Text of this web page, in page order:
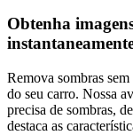
Obtenha
Remova sombras
do seu carro. Nossa
precisa de sombras,
destaca as